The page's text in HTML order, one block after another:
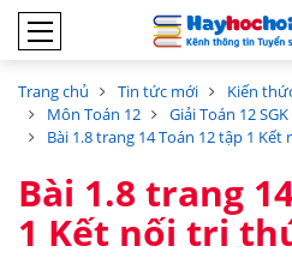
Trang chủ Tin tức mới Kiến
Môn Toán 12
Giải Toán 12
Bài 1.8 trang 14 Toán 12 tập 1
Bài 1.8 trang
1 Kết nối tri